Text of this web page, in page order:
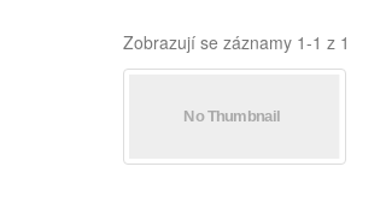
Zobrazují se záznamy 1-1 z 1